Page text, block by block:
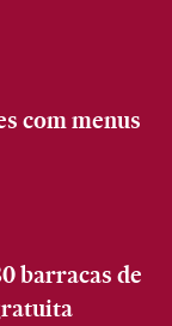
com menus
barracas de